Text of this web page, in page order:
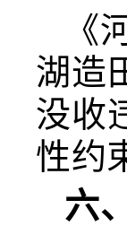
《
湖造
没收
性约
六